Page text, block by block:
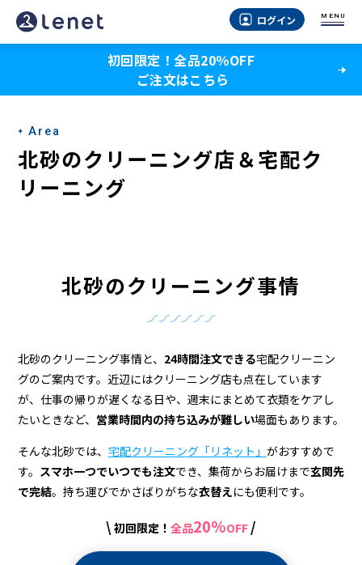
北
砂
ク
リ
ー
配
ク
リ
ー
ニ
ログイン MENU
初回限定！全品20％OFF
ご注文はこちら
Area
北砂のクリーニング店＆宅配ク
リーニング
北砂のクリーニング事情
北砂のクリーニング事情と、 24時間注文できる宅配クリーニン
グのご案内です。近辺にはクリーニング店も点在しています
が、仕事の帰りが遅くなる日や、週末にまとめて衣類をケアし
たいときなど、 営業時間内の持ち込みが難しい場面もあります。
そんな北砂では、 宅配クリーニング「リネット」 がおすすめで
す。 スマホ一つでいつでも注文でき、集荷からお届けまで玄関先
で完結。持ち運びでかさばりがちな衣替えにも便利です。
\ 初回限定！ 全品20%OFF /